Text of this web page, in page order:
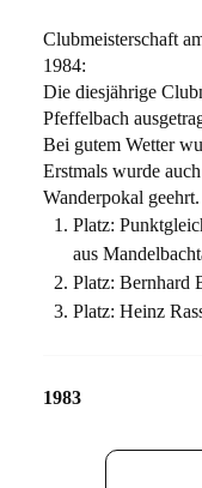
Clubmeisterschaft
1984:
Die diesjährige
Pfeffelbach
Bei gutem Wetter
Erstmals wurde
Wanderpokal geehrt.
Platz:
aus
Platz: Bernhard
Platz: Heinz
1983